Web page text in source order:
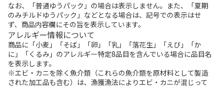
なお、「普通ゆうパック」の場合は表示しません。また、「夏期
のみチルドゆうパック」などとなる場合は、記号での表示はせ
ず、商品内容欄にその旨を表示しています。
アレルギー情報について
商品に「小麦」「そば」「卵」「乳」「落花生」「えび」「か
に」「くるみ」のアレルギー特定8品目を含んでいる場合に品目名
を表示します。
※エビ・カニを除く魚介類（これらの魚介類を原材料として製造
された加工品も含む）は、漁獲漁法によりエビ・カニが混じって